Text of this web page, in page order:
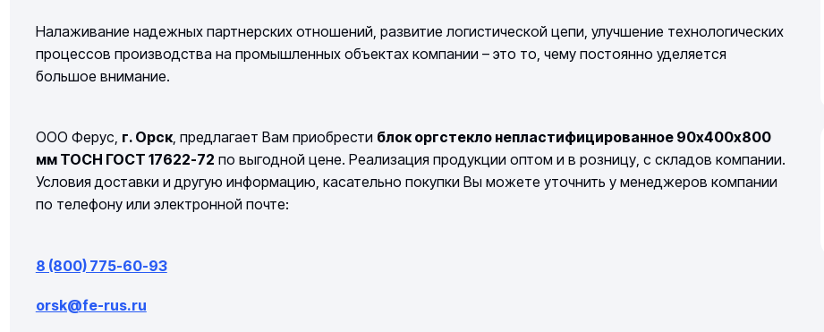
Налаживание надежных партнерских отношений, развитие логистической цепи, улучшение технологических
процессов производства на промышленных объектах компании – это то, чему постоянно уделяется
большое внимание.
ООО Ферус, г. Орск, предлагает Вам приобрести блок оргстекло непластифицированное 90х400х800
мм ТОСН ГОСТ 17622-72 по выгодной цене. Реализация продукции оптом и в розницу, с складов компании.
Условия доставки и другую информацию, касательно покупки Вы можете уточнить у менеджеров компании
по телефону или электронной почте:
8 (800) 775-60-93
orsk@fe-rus.ru